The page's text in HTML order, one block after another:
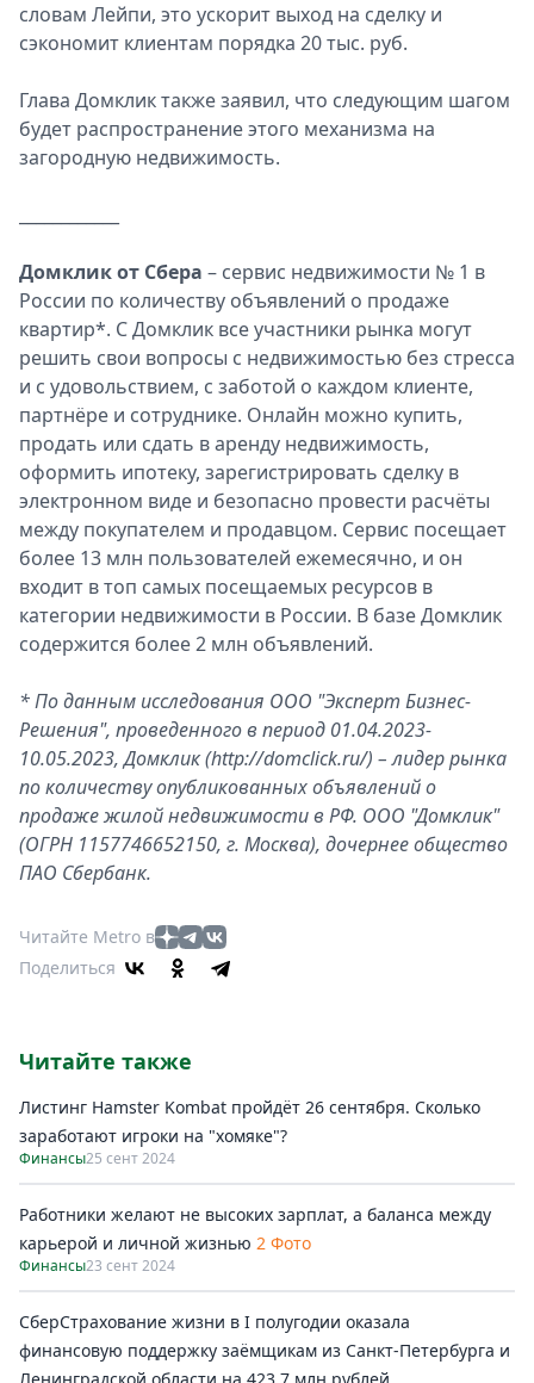
словам Лейпи, это ускорит выход на сделку и
сэкономит клиентам порядка 20 тыс. руб.
Глава Домклик также заявил, что следующим шагом
будет распространение этого механизма на
загородную недвижимость.
Домклик от Сбера – сервис недвижимости № 1 в
России по количеству объявлений о продаже
квартир*. С Домклик все участники рынка могут
решить свои вопросы с недвижимостью без стресса
и с удовольствием, с заботой о каждом клиенте,
партнёре и сотруднике. Онлайн можно купить,
продать или сдать в аренду недвижимость,
оформить ипотеку, зарегистрировать сделку в
электронном виде и безопасно провести расчёты
между покупателем и продавцом. Сервис посещает
более 13 млн пользователей ежемесячно, и он
входит в топ самых посещаемых ресурсов в
категории недвижимости в России. В базе Домклик
содержится более 2 млн объявлений.
* По данным исследования ООО "Эксперт Бизнес-
Решения", проведенного в период 01.04.2023-
10.05.2023, Домклик (http://domclick.ru/) – лидер рынка
по количеству опубликованных объявлений о
продаже жилой недвижимости в РФ. ООО "Домклик"
(ОГРН 1157746652150, г. Москва), дочернее общество
ПАО Сбербанк.
Читайте Metro в
Поделиться
Читайте также
Листинг Hamster Kombat пройдёт 26 сентября. Сколько
заработают игроки на "хомяке"?
Финансы25 сент 2024
Работники желают не высоких зарплат, а баланса между
карьерой и личной жизнью 2 Фото
Финансы23 сент 2024
СберСтрахование жизни в I полугодии оказала
финансовую поддержку заёмщикам из Санкт-Петербурга и